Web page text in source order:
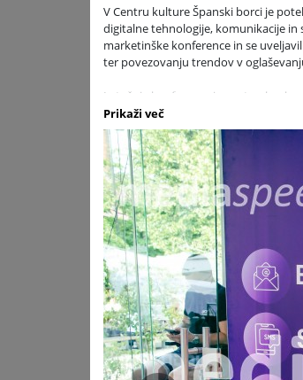
V Centru kulture Španski borci je
digitalne tehnologije, komunikacije in
marketinške konference in se
ter povezovanju trendov v
Letošnja konferenca je postregla s
ponudili izjemne primere digitalnih
podjetja implementirati že danes, če
Ena od osrednjih tem DIGGIT-a 2025
od blagovnih znamk. Razprave so
izkušnje, produktivnosti ter
Predavatelji so opozorili na nujnost
umetne inteligence in personalizacije
DIGGIT je tudi letos presegel okvir
modo, glasbo, prehrano, finančne
sodobne družbe.
Prikaži več